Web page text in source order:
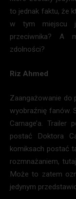
to jednak faktu, że
w tym miejscu
przeciwnika? A
zdolności?
Riz Ahmed
Zaangażowanie do
wyobraźnię fanów.
Carnage’a.
postać Doktora
komiksach postać
rozmnażaniem,
Może to zatem
jedynym